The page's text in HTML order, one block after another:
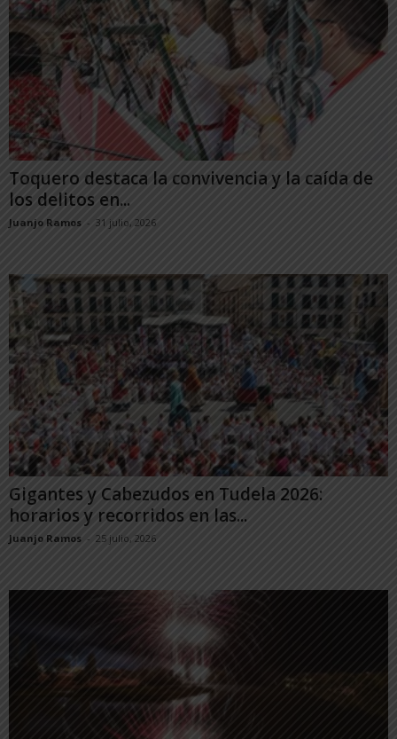
Toquero destaca la convivencia y la caída de
los delitos en...
Juanjo Ramos - 31 julio, 2026
Gigantes y Cabezudos en Tudela 2026:
horarios y recorridos en las...
Juanjo Ramos - 25 julio, 2026